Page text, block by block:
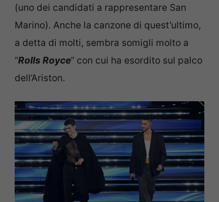
(uno dei candidati a rappresentare San
Marino). Anche la canzone di quest’ultimo,
a detta di molti, sembra somigli molto a
“Rolls Royce” con cui ha esordito sul palco
dell’Ariston.